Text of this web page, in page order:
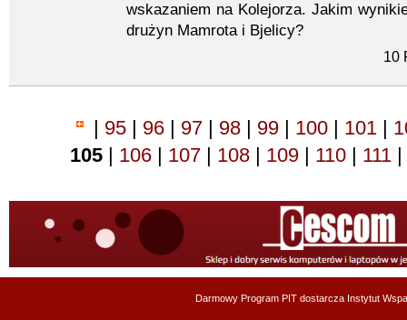
wskazaniem na Kolejorza. Jakim
drużyn Mamrota i Bjelicy?
10
| 95 | 96 | 97 | 98 | 99 | 100 | 101 |
105 | 106 | 107 | 108 | 109 | 110 | 111 |
Darmowy Program PIT dostarcza Instytut